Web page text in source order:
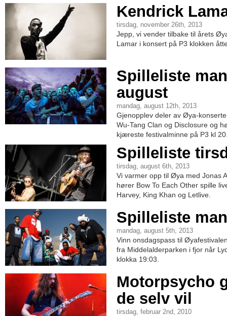
Kendrick
tirsdag, november 26th, 2013
Jepp, vi vender tilbake til årets
Lamar i konsert på P3 klokken
Spilleliste
august
mandag, august 12th, 2013
Gjenopplev deler av Øya-
Wu-Tang Clan og Disclosure og
kjæreste festivalminne på P3 kl
Spilleliste
tirsdag, august 6th, 2013
Vi varmer opp til Øya med Jonas
hører Bow To Each Other spille
Harvey, King Khan og Letlive.
Spilleliste
mandag, august 5th, 2013
Vinn onsdagspass til
fra Middelalderparken i fjor når
klokka 19:03.
Motorpsycho
de selv vil
tirsdag, februar 2nd, 2010